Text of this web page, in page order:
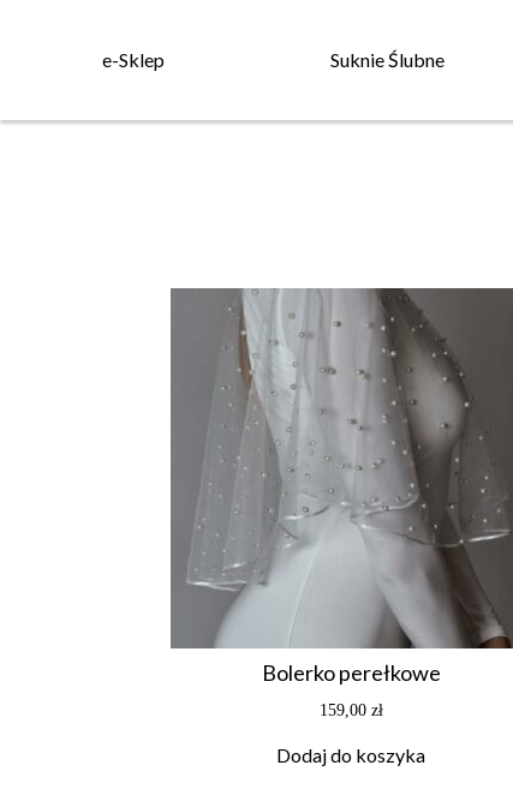
e-Sklep Suknie Ślubne
Bolerko perełkowe
159,00 zł
Dodaj do koszyka